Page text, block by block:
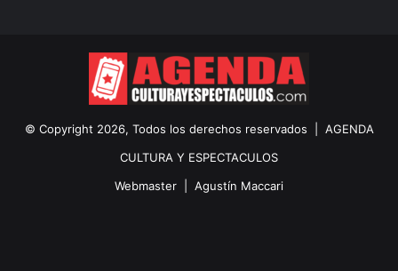
© Copyright 2026, Todos los derechos reservados | AGENDA
CULTURA Y ESPECTACULOS
Webmaster | Agustín Maccari